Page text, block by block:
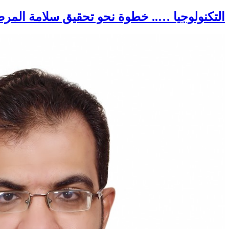
التكنولوجيا ….. خطوة نحو تحقيق سلامة